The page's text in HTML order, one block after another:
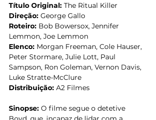
Título Original: The Ritual Killer
Direção: George Gallo
Roteiro: Bob Bowersox, Jennifer
Lemmon, Joe Lemmon
Elenco: Morgan Freeman, Cole Hauser,
Peter Stormare, Julie Lott, Paul
Sampson, Ron Goleman, Vernon Davis,
Luke Stratte-McClure
Distribuição: A2 Filmes
Sinopse: O filme segue o detetive